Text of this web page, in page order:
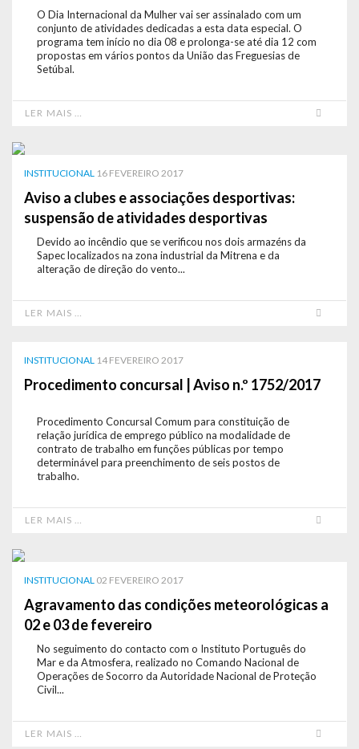
O Dia Internacional da Mulher vai ser assinalado com um
conjunto de atividades dedicadas a esta data especial. O
programa tem início no dia 08 e prolonga-se até dia 12 com
propostas em vários pontos da União das Freguesias de
Setúbal.
LER MAIS …
Aviso a clubes e associações desportivas:
suspensão de atividades desportivas
INSTITUCIONAL 16 FEVEREIRO 2017
Devido ao incêndio que se verificou nos dois armazéns da
Sapec localizados na zona industrial da Mitrena e da
alteração de direção do vento...
LER MAIS …
Procedimento concursal | Aviso n.º 1752/2017
INSTITUCIONAL 14 FEVEREIRO 2017
Procedimento Concursal Comum para constituição de
relação jurídica de emprego público na modalidade de
contrato de trabalho em funções públicas por tempo
determinável para preenchimento de seis postos de
trabalho.
LER MAIS …
Agravamento das condições meteorológicas a
02 e 03 de fevereiro
INSTITUCIONAL 02 FEVEREIRO 2017
No seguimento do contacto com o Instituto Português do
Mar e da Atmosfera, realizado no Comando Nacional de
Operações de Socorro da Autoridade Nacional de Proteção
Civil...
LER MAIS …